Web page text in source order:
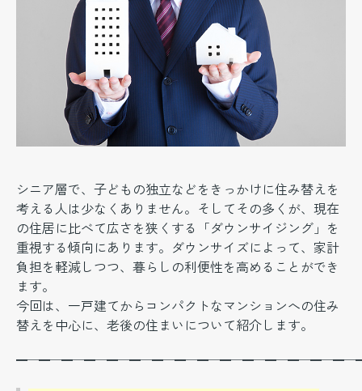
シニア層で、子どもの独立などをきっかけに住み替えを
考える人は少なくありません。そしてその多くが、現在
の住居に比べて広さを狭くする「ダウンサイジング」を
重視する傾向にあります。ダウンサイズによって、家計
負担を軽減しつつ、暮らしの利便性を高めることができ
ます。
今回は、一戸建てからコンパクトなマンションへの住み
替えを中心に、老後の住まいについて紹介します。